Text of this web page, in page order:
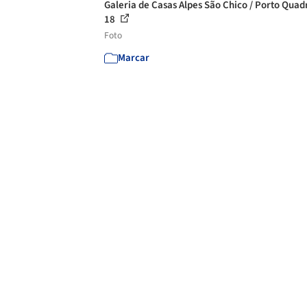
Galeria de Casas Alpes São Chico / Porto
18
Foto
Marcar